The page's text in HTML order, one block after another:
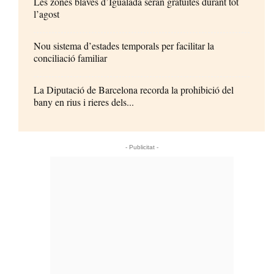
l’agost
Nou sistema d’estades temporals per facilitar la
conciliació familiar
La Diputació de Barcelona recorda la prohibició del
bany en rius i rieres dels...
- Publicitat -